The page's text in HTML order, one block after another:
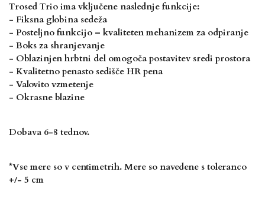
Trosed Trio ima vključene naslednje funkcije:
- Fiksna globina sedeža
- Posteljno funkcijo – kvaliteten mehanizem za odpiranje
- Boks za shranjevanje
- Oblazinjen hrbtni del omogoča postavitev sredi prostora
- Kvalitetno penasto sedišče HR pena
- Valovito vzmetenje
- Okrasne blazine
Dobava 6-8 tednov.
*Vse mere so v centimetrih. Mere so navedene s toleranco
+/- 5 cm